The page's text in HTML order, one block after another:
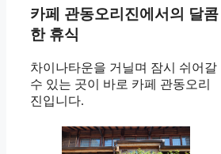
카페 관동오리진에서의 달콤
한 휴식
차이나타운을 거닐며 잠시 쉬어갈
수 있는 곳이 바로 카페 관동오리
진입니다.